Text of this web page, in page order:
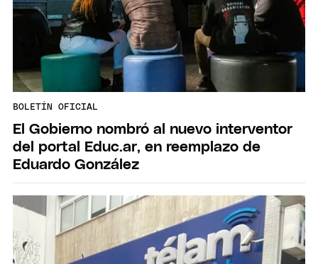
BOLETÍN OFICIAL
El Gobierno nombró al nuevo interventor
del portal Educ.ar, en reemplazo de
Eduardo González